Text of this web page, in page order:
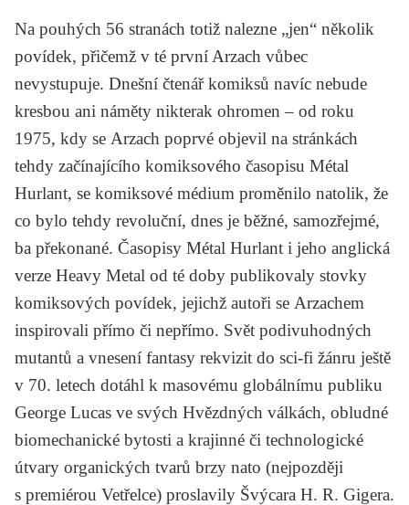
Na pouhých 56 stranách totiž nalezne „jen“ několik
povídek, přičemž v té první Arzach vůbec
nevystupuje. Dnešní čtenář komiksů navíc nebude
kresbou ani náměty nikterak ohromen – od roku
1975, kdy se Arzach poprvé objevil na stránkách
tehdy začínajícího komiksového časopisu Métal
Hurlant, se komiksové médium proměnilo natolik, že
co bylo tehdy revoluční, dnes je běžné, samozřejmé,
ba překonané. Časopisy Métal Hurlant i jeho anglická
verze Heavy Metal od té doby publikovaly stovky
komiksových povídek, jejichž autoři se Arzachem
inspirovali přímo či nepřímo. Svět podivuhodných
mutantů a vnesení fantasy rekvizit do sci-fi žánru ještě
v 70. letech dotáhl k masovému globálnímu publiku
George Lucas ve svých Hvězdných válkách, obludné
biomechanické bytosti a krajinné či technologické
útvary organických tvarů brzy nato (nejpozději
s premiérou Vetřelce) proslavily Švýcara H. R. Gigera.